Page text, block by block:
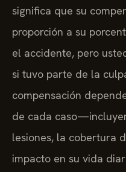
significa que su
proporción a su
el accidente, pero
si tuvo parte de la
compensación
de cada
lesiones, la cobertura
impacto en su vida